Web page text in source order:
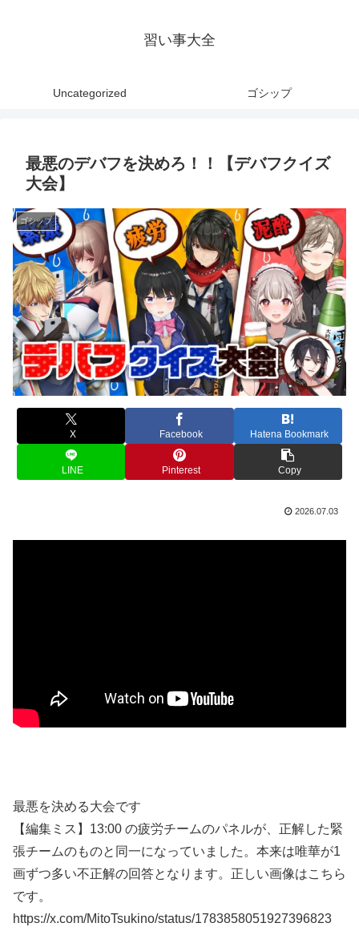
習い事大全
Uncategorized ゴシップ
最悪のデバフを決めろ！！【デバフクイズ
大会】
ゴシップ
X Facebook Hatena Bookmark
LINE Pinterest Copy
2026.07.03
最悪を決める大会です
【編集ミス】13:00 の疲労チームのパネルが、正解した緊
張チームのものと同一になっていました。本来は唯華が1
画ずつ多い不正解の回答となります。正しい画像はこちら
です。
https://x.com/MitoTsukino/status/1783858051927396823